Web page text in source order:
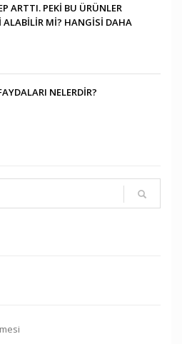
ARTTI. PEKİ BU ÜRÜNLER
ALABİLİR Mİ? HANGİSİ DAHA
NELERDİR?